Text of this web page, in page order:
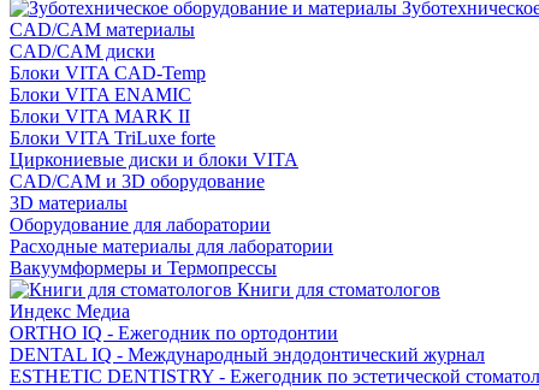
CAD/CAM материалы
CAD/CAM диски
Блоки VITA CAD-Temp
Блоки VITA ENAMIC
Блоки VITA MARK II
Блоки VITA TriLuxe forte
Циркониевые диски и блоки VITA
CAD/CAM и 3D оборудование
3D материалы
Оборудование для лаборатории
Расходные материалы для лаборатории
Вакуумформеры и Термопрессы
Книги для стоматологов
Индекс Медиа
ORTHO IQ - Ежегодник по ортодонтии
DENTAL IQ - Международный эндодонтический журнал
ESTHETIC DENTISTRY - Ежегодник по эстетической